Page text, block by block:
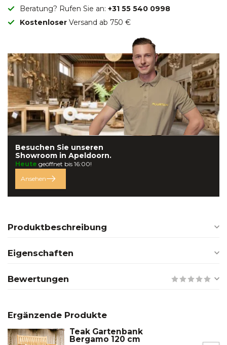
Beratung? Rufen Sie an: +31 55 540 0998
Kostenloser Versand ab 750 €
Besuchen Sie unseren
Showroom in Apeldoorn.
Heute geöffnet bis 16:00!
Ansehen
Produktbeschreibung
Eigenschaften
Bewertungen
Ergänzende Produkte
Teak Gartenbank
Bergamo 120 cm